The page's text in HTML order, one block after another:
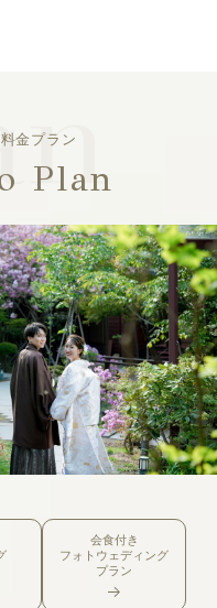
金プラン
Plan
会食付き
フォトウェディング
プラン